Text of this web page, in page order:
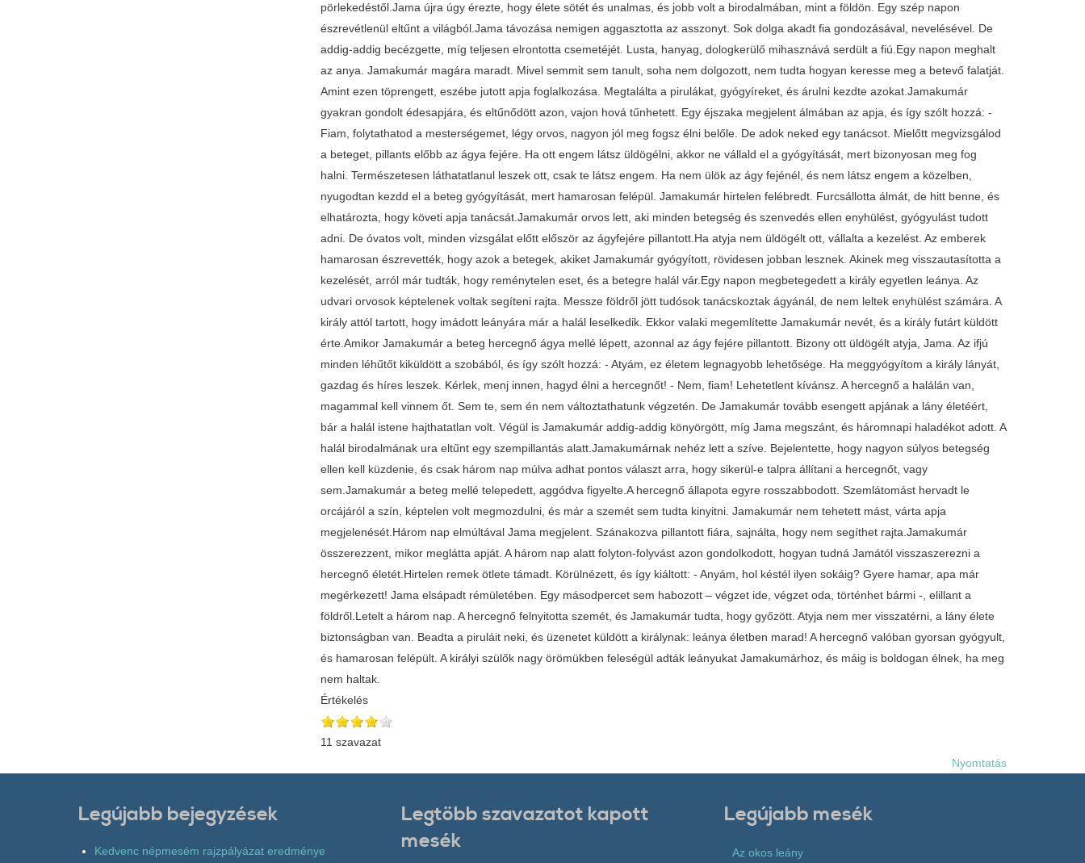
pörlekedéstől.Jama újra úgy érezte, hogy élete sötét és unalmas, és jobb volt a birodalmában, mint a földön. Egy szép napon
észrevétlenül eltűnt a világból.Jama távozása nemigen aggasztotta az asszonyt. Sok dolga akadt fia gondozásával, nevelésével. De
addig-addig becézgette, míg teljesen elrontotta csemetéjét. Lusta, hanyag, dologkerülő mihasznává serdült a fiú.Egy napon meghalt
az anya. Jamakumár magára maradt. Mivel semmit sem tanult, soha nem dolgozott, nem tudta hogyan keresse meg a betevő falatját.
Amint ezen töprengett, eszébe jutott apja foglalkozása. Megtalálta a pirulákat, gyógyíreket, és árulni kezdte azokat.Jamakumár
gyakran gondolt édesapjára, és eltűnődött azon, vajon hová tűnhetett. Egy éjszaka megjelent álmában az apja, és így szólt hozzá: -
Fiam, folytathatod a mesterségemet, légy orvos, nagyon jól meg fogsz élni belőle. De adok neked egy tanácsot. Mielőtt megvizsgálod
a beteget, pillants előbb az ágya fejére. Ha ott engem látsz üldögélni, akkor ne vállald el a gyógyítását, mert bizonyosan meg fog
halni. Természetesen láthatatlanul leszek ott, csak te látsz engem. Ha nem ülök az ágy fejénél, és nem látsz engem a közelben,
nyugodtan kezdd el a beteg gyógyítását, mert hamarosan felépül. Jamakumár hirtelen felébredt. Furcsállotta álmát, de hitt benne, és
elhatározta, hogy követi apja tanácsát.Jamakumár orvos lett, aki minden betegség és szenvedés ellen enyhülést, gyógyulást tudott
adni. De óvatos volt, minden vizsgálat előtt először az ágyfejére pillantott.Ha atyja nem üldögélt ott, vállalta a kezelést. Az emberek
hamarosan észrevették, hogy azok a betegek, akiket Jamakumár gyógyított, rövidesen jobban lesznek. Akinek meg visszautasította a
kezelését, arról már tudták, hogy reménytelen eset, és a betegre halál vár.Egy napon megbetegedett a király egyetlen leánya. Az
udvari orvosok képtelenek voltak segíteni rajta. Messze földről jött tudósok tanácskoztak ágyánál, de nem leltek enyhülést számára. A
király attól tartott, hogy imádott leányára már a halál leselkedik. Ekkor valaki megemlítette Jamakumár nevét, és a király futárt küldött
érte.Amikor Jamakumár a beteg hercegnő ágya mellé lépett, azonnal az ágy fejére pillantott. Bizony ott üldögélt atyja, Jama. Az ifjú
minden léhűtőt kiküldött a szobából, és így szólt hozzá: - Atyám, ez életem legnagyobb lehetősége. Ha meggyógyítom a király lányát,
gazdag és híres leszek. Kérlek, menj innen, hagyd élni a hercegnőt! - Nem, fiam! Lehetetlent kívánsz. A hercegnő a halálán van,
magammal kell vinnem őt. Sem te, sem én nem változtathatunk végzetén. De Jamakumár tovább esengett apjának a lány életéért,
bár a halál istene hajthatatlan volt. Végül is Jamakumár addig-addig könyörgött, míg Jama megszánt, és háromnapi haladékot adott. A
halál birodalmának ura eltűnt egy szempillantás alatt.Jamakumárnak nehéz lett a szíve. Bejelentette, hogy nagyon súlyos betegség
ellen kell küzdenie, és csak három nap múlva adhat pontos választ arra, hogy sikerül-e talpra állítani a hercegnőt, vagy
sem.Jamakumár a beteg mellé telepedett, aggódva figyelte.A hercegnő állapota egyre rosszabbodott. Szemlátomást hervadt le
orcájáról a szín, képtelen volt megmozdulni, és már a szemét sem tudta kinyitni. Jamakumár nem tehetett mást, várta apja
megjelenését.Három nap elmúltával Jama megjelent. Szánakozva pillantott fiára, sajnálta, hogy nem segíthet rajta.Jamakumár
összerezzent, mikor meglátta apját. A három nap alatt folyton-folyvást azon gondolkodott, hogyan tudná Jamától visszaszerezni a
hercegnő életét.Hirtelen remek ötlete támadt. Körülnézett, és így kiáltott: - Anyám, hol késtél ilyen sokáig? Gyere hamar, apa már
megérkezett! Jama elsápadt rémületében. Egy másodpercet sem habozott – végzet ide, végzet oda, történhet bármi -, elillant a
földről.Letelt a három nap. A hercegnő felnyitotta szemét, és Jamakumár tudta, hogy győzött. Atyja nem mer visszatérni, a lány élete
biztonságban van. Beadta a piruláit neki, és üzenetet küldött a királynak: leánya életben marad! A hercegnő valóban gyorsan gyógyult,
és hamarosan felépült. A királyi szülők nagy örömükben feleségül adták leányukat Jamakumárhoz, és máig is boldogan élnek, ha meg
nem haltak.
Értékelés
11 szavazat
Nyomtatás
Legújabb bejegyzések
Kedvenc népmesém rajzpályázat eredménye
Legtöbb szavazatot kapott
mesék
Legújabb mesék
Az okos leány